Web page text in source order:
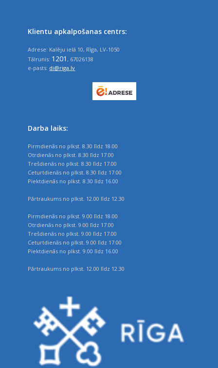
Klientu apkalpošanas centrs:
Adrese: Kalēju ielā 10, Rīga, LV-1050
Tālrunis: 1201, 67026138
e-pasts: di@riga.lv
Darba laiks:
Pirmdienās no plkst. 8.30 līdz 18.00
Otrdienās no plkst. 8.30 līdz 17.00
Trešdienās no plkst. 8.30 līdz 17.00
Ceturtdienās no plkst. 8.30 līdz 17.00
Piektdienās no plkst. 8.30 līdz 16.00
Pārtraukums no plkst. 12.00 līdz 12.30
Pirmdienās no plkst. 9.00 līdz 18.00
Otrdienās no plkst. 9.00 līdz 17.00
Trešdienās no plkst. 9.00 līdz 17.00
Ceturtdienās no plkst. 9.00 līdz 17.00
Piektdienās no plkst. 9.00 līdz 16.00
Pārtraukums no plkst. 12.00 līdz 12.30